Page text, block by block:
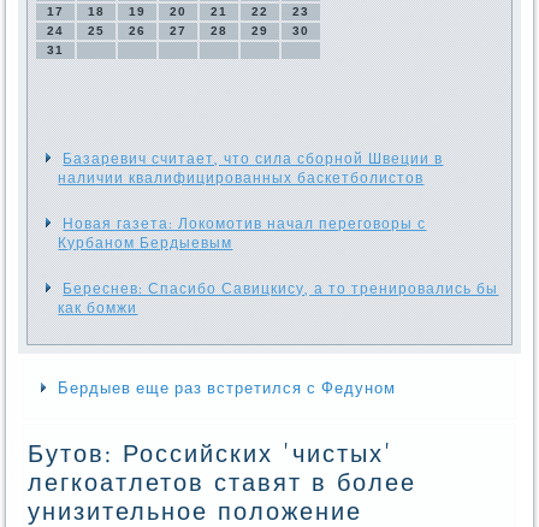
17
18 19 20 21 22
23
24
25 26 27 28 29
30
31
Базаревич считает, что сила сборной Швеции в
наличии квалифицированных баскетболистов
Новая газета: Локомотив начал переговоры с
Курбаном Бердыевым
Береснев: Спасибо Савицкису, а то тренировались бы
как бомжи
Бердыев еще раз встретился с Федуном
Бутов: Российских 'чистых'
легкоатлетов ставят в более
унизительное положение